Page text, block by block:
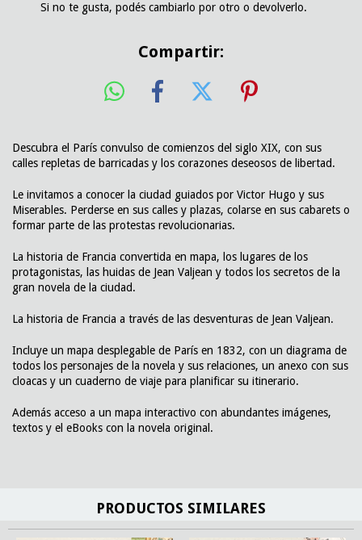
Si no te gusta, podés cambiarlo por otro o devolverlo.
Compartir:
Descubra el París convulso de comienzos del siglo XIX, con sus
calles repletas de barricadas y los corazones deseosos de libertad.
Le invitamos a conocer la ciudad guiados por Victor Hugo y sus
Miserables. Perderse en sus calles y plazas, colarse en sus cabarets o
formar parte de las protestas revolucionarias.
La historia de Francia convertida en mapa, los lugares de los
protagonistas, las huidas de Jean Valjean y todos los secretos de la
gran novela de la ciudad.
La historia de Francia a través de las desventuras de Jean Valjean.
Incluye un mapa desplegable de París en 1832, con un diagrama de
todos los personajes de la novela y sus relaciones, un anexo con sus
cloacas y un cuaderno de viaje para planificar su itinerario.
Además acceso a un mapa interactivo con abundantes imágenes,
textos y el eBooks con la novela original.
PRODUCTOS SIMILARES